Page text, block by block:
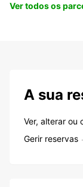
Ver todos os
A sua
Ver, alterar ou
Gerir reservas